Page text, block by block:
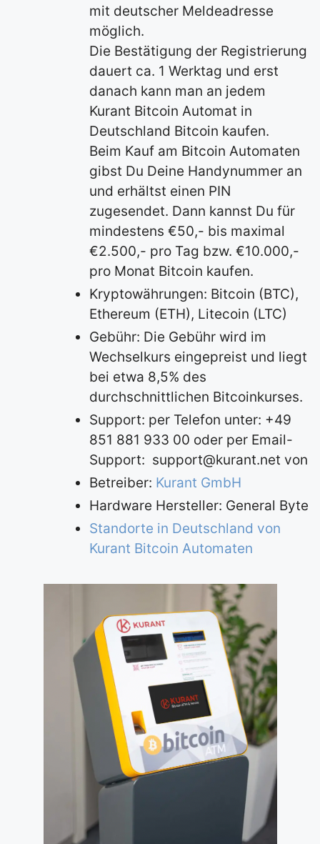
mit deutscher Meldeadresse
möglich.
Die Bestätigung der Registrierung
dauert ca. 1 Werktag und erst
danach kann man an jedem
Kurant Bitcoin Automat in
Deutschland Bitcoin kaufen.
Beim Kauf am Bitcoin Automaten
gibst Du Deine Handynummer an
und erhältst einen PIN
zugesendet. Dann kannst Du für
mindestens €50,- bis maximal
€2.500,- pro Tag bzw. €10.000,-
pro Monat Bitcoin kaufen.
Kryptowährungen: Bitcoin (BTC),
Ethereum (ETH), Litecoin (LTC)
Gebühr: Die Gebühr wird im
Wechselkurs eingepreist und liegt
bei etwa 8,5% des
durchschnittlichen Bitcoinkurses.
Support: per Telefon unter: +49
851 881 933 00 oder per Email-
Support: support@kurant.net von
Betreiber: Kurant GmbH
Hardware Hersteller: General Byte
Standorte in Deutschland von
Kurant Bitcoin Automaten